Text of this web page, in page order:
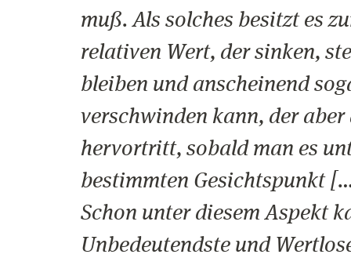
muß. Als solches besitzt es
relativen Wert, der sinken,
bleiben und anscheinend
verschwinden kann, der aber
hervortritt, sobald man es
bestimmten Gesichtspunkt
Schon unter diesem Aspekt
Unbedeutendste und